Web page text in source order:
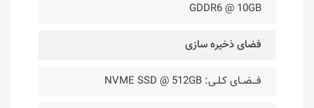
GDDR6 @ 10GB
فضای ذخیره ‌سازی
فـــضــای کـلـی: NVME SSD @ 512GB